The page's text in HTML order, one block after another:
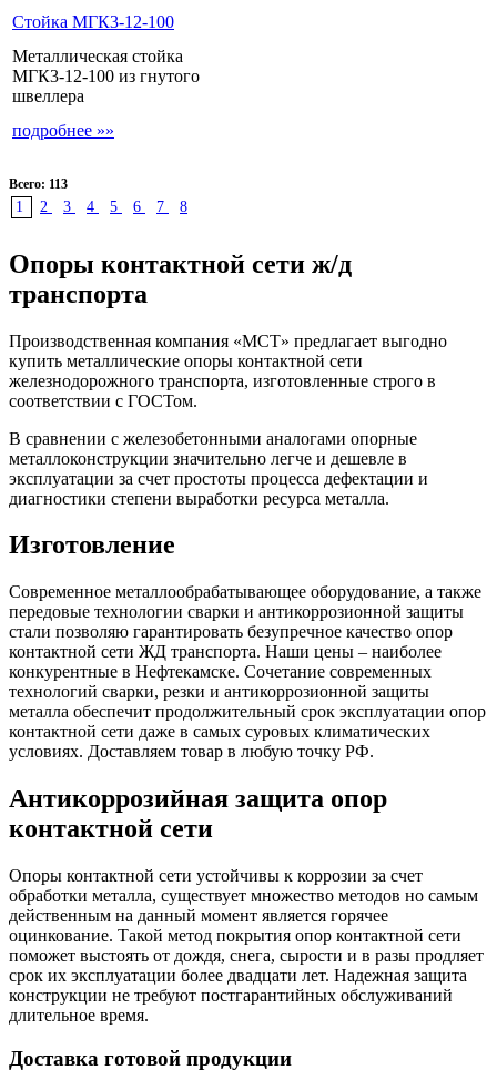
Стойка МГК3-12-100
Металлическая стойка
МГК3-12-100 из гнутого
швеллера
подробнее »»
Всего: 113
1 2 3 4 5 6 7 8
Опоры контактной сети ж/д
транспорта
Производственная компания «МСТ» предлагает выгодно
купить металлические опоры контактной сети
железнодорожного транспорта, изготовленные строго в
соответствии с ГОСТом.
В сравнении с железобетонными аналогами опорные
металлоконструкции значительно легче и дешевле в
эксплуатации за счет простоты процесса дефектации и
диагностики степени выработки ресурса металла.
Изготовление
Современное металлообрабатывающее оборудование, а также
передовые технологии сварки и антикоррозионной защиты
стали позволяю гарантировать безупречное качество опор
контактной сети ЖД транспорта. Наши цены – наиболее
конкурентные в Нефтекамске. Сочетание современных
технологий сварки, резки и антикоррозионной защиты
металла обеспечит продолжительный срок эксплуатации опор
контактной сети даже в самых суровых климатических
условиях. Доставляем товар в любую точку РФ.
Антикоррозийная защита опор
контактной сети
Опоры контактной сети устойчивы к коррозии за счет
обработки металла, существует множество методов но самым
действенным на данный момент является горячее
оцинкование. Такой метод покрытия опор контактной сети
поможет выстоять от дождя, снега, сырости и в разы продляет
срок их эксплуатации более двадцати лет. Надежная защита
конструкции не требуют постгарантийных обслуживаний
длительное время.
Доставка готовой продукции